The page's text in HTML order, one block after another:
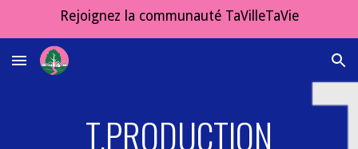
Rejoignez la communauté TaVilleTaVie
T.PRODUCTION